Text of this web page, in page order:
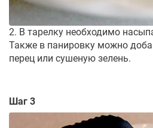
2. В тарелку необходимо
Также в панировку можно
перец или сушеную зелень.
Шаг 3